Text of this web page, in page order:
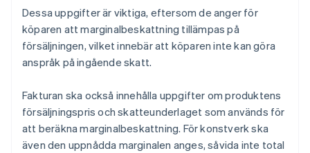
Dessa uppgifter är viktiga, eftersom de anger för
köparen att marginalbeskattning tillämpas på
försäljningen, vilket innebär att köparen inte kan göra
anspråk på ingående skatt.
Fakturan ska också innehålla uppgifter om produktens
försäljningspris och skatteunderlaget som används för
att beräkna marginalbeskattning. För konstverk ska
även den uppnådda marginalen anges, såvida inte total